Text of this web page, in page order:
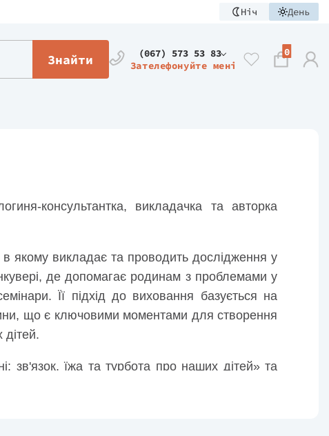
Ніч День
Знайти
(067) 573 53 83
Зателефонуйте мені
0
консультантка, викладачка та авторка
якому викладає та проводить дослідження у
де допомагає родинам з проблемами у
Її підхід до виховання базується на
що є ключовими моментами для створення
зв'язок, їжа та турбота про наших дітей» та